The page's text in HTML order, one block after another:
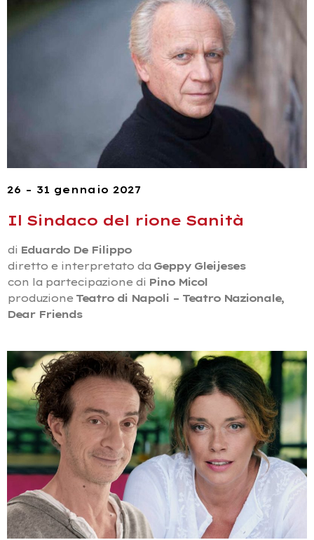
26 – 31 gennaio 2027
Il Sindaco del rione Sanità
di Eduardo De Filippo
diretto e interpretato da Geppy Gleijeses
con la partecipazione di Pino Micol
produzione Teatro di Napoli – Teatro Nazionale,
Dear Friends